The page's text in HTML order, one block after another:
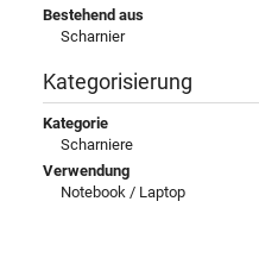
Bestehend aus
Scharnier
Kategorisierung
Kategorie
Scharniere
Verwendung
Notebook / Laptop